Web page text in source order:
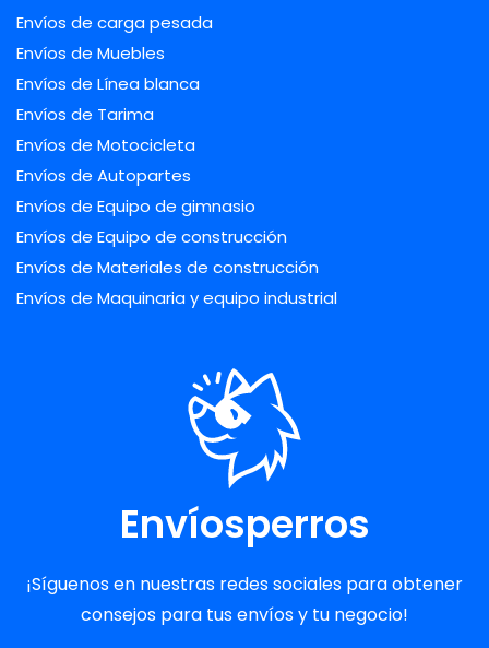
Envíos de carga pesada
Envíos de Muebles
Envíos de Línea blanca
Envíos de Tarima
Envíos de Motocicleta
Envíos de Autopartes
Envíos de Equipo de gimnasio
Envíos de Equipo de construcción
Envíos de Materiales de construcción
Envíos de Maquinaria y equipo industrial
Envíosperros
¡Síguenos en nuestras redes sociales para obtener
consejos para tus envíos y tu negocio!